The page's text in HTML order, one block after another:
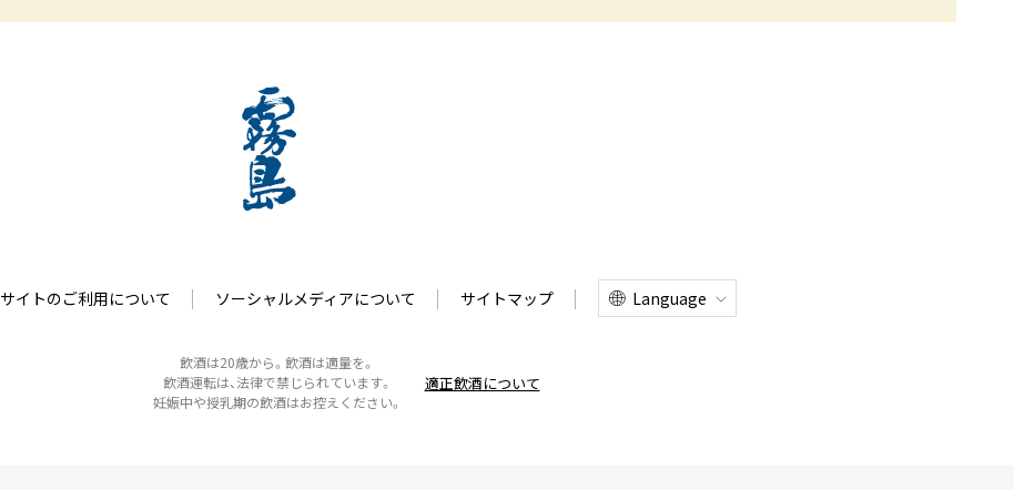
サイトのご利用について ソーシャルメディアについて サイトマップ Language
飲酒は20歳から。飲酒は適量を。
飲酒運転は、法律で禁じられています。
妊娠中や授乳期の飲酒はお控えください。
適正飲酒について